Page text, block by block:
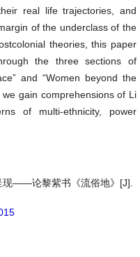
real life trajectories, and
of the underclass of the
theories, this paper
the three sections of
and “Women beyond the
gain comprehensions of Li
of multi-ethnicity, power
现——论黎紫书《流俗地》[J].